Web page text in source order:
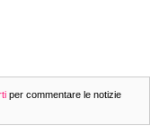
per commentare le notizie